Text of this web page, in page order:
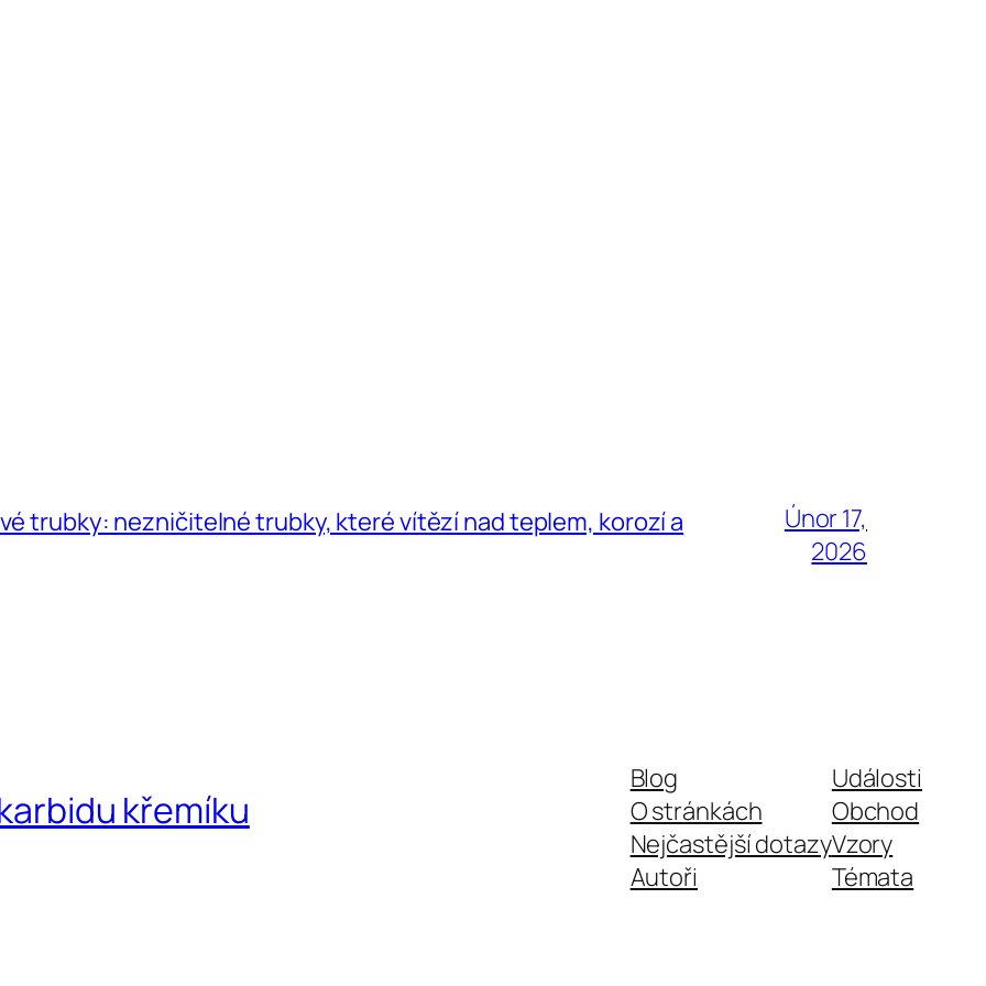
trubky: nezničitelné trubky, které vítězí nad teplem, korozí a
Únor 17,
2026
křemíku
Blog
O stránkách
Nejčastější dotazy
Autoři
Události
Obchod
Vzory
Témata
Arabic
Armenian
Azerbaijani
Basque
Dutch